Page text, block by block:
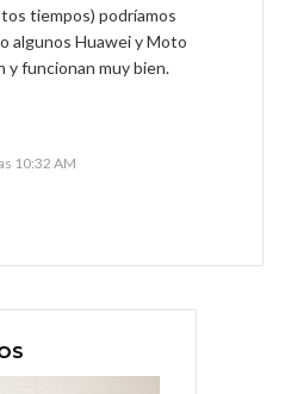
tiempos) podríamos
algunos Huawei y Moto
y funcionan muy bien.
10:32 AM